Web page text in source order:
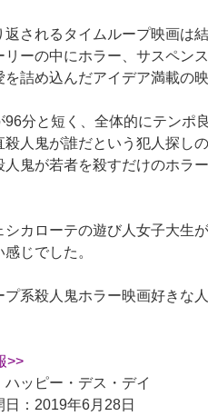
返されるタイムループ映画は
リーの中にホラー、サスペン
を詰め込んだアイデア満載の
96分と短く、全体的にテンポ
殺人鬼が誰だという犯人探し
人鬼が若者を殺すだけのホラ
シカローテの遊び人女子大生
じでした。
プ系殺人鬼ホラー映画好きな
>>
ッピー・デス・デイ
：2019年6月28日